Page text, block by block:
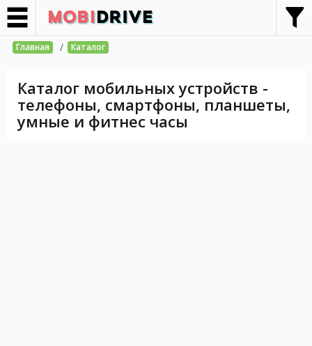
Главная / Каталог
Каталог мобильных устройств -
телефоны, смартфоны, планшеты,
умные и фитнес часы